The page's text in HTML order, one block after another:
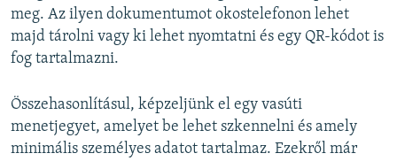
meg. Az ilyen dokumentumot okostelefonon lehet
majd tárolni vagy ki lehet nyomtatni és egy QR-kódot is
fog tartalmazni.
Összehasonlításul, képzeljünk el egy vasúti
menetjegyet, amelyet be lehet szkennelni és amely
minimális személyes adatot tartalmaz. Ezekről már